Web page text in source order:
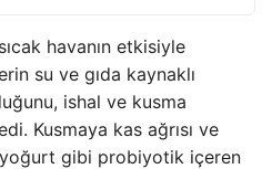
havanın etkisiyle
su ve gıda kaynaklı
ishal ve kusma
Kusmaya kas ağrısı ve
gibi probiyotik içeren